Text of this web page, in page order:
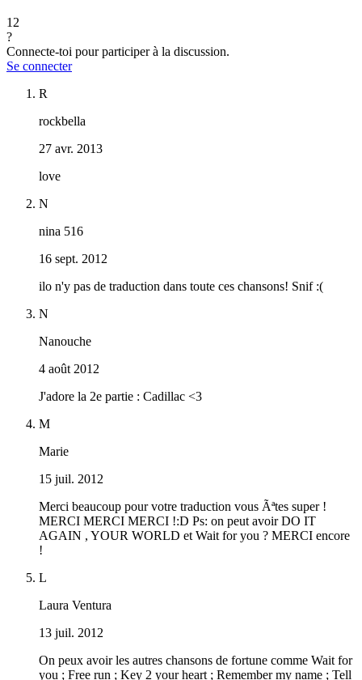
12
?
Connecte-toi pour participer à la discussion.
Se connecter
R
rockbella
27 avr. 2013
love
N
nina 516
16 sept. 2012
ilo n'y pas de traduction dans toute ces chansons! Snif :(
N
Nanouche
4 août 2012
J'adore la 2e partie : Cadillac <3
M
Marie
15 juil. 2012
Merci beaucoup pour votre traduction vous Ãªtes super !
MERCI MERCI MERCI !:D Ps: on peut avoir DO IT
AGAIN , YOUR WORLD et Wait for you ? MERCI encore
!
L
Laura Ventura
13 juil. 2012
On peux avoir les autres chansons de fortune comme Wait for
you ; Free run ; Key 2 your heart ; Remember my name ; Tell